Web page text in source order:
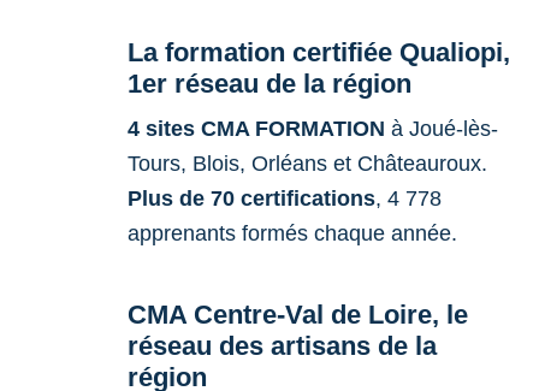
La formation certifiée Qualiopi,
1er réseau de la région
4 sites CMA FORMATION à Joué-lès-
Tours, Blois, Orléans et Châteauroux.
Plus de 70 certifications, 4 778
apprenants formés chaque année.
CMA Centre-Val de Loire, le
réseau des artisans de la
région